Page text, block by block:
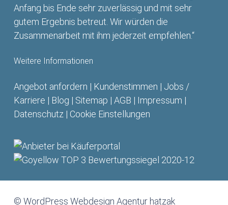
Anfang bis Ende sehr zuverlässig und mit sehr
gutem Ergebnis betreut. Wir würden die
Zusammenarbeit mit ihm jederzeit empfehlen.“
Weitere Informationen
Angebot anfordern | Kundenstimmen | Jobs /
Karriere | Blog | Sitemap | AGB | Impressum |
Datenschutz | Cookie Einstellungen
© WordPress Webdesign Agentur hatzak